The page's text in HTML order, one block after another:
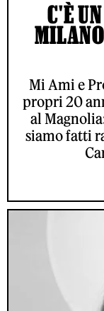
C'È
Mi Ami e
propri 20
al
siamo fatti